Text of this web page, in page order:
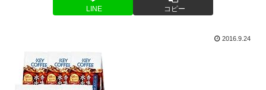
LINE コピー
2016.9.24